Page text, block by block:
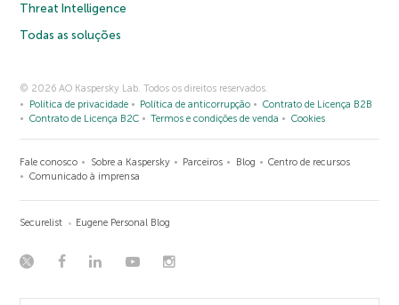
Threat Intelligence
Todas as soluções
© 2026 AO Kaspersky Lab. Todos os direitos reservados.
Política de privacidade
Política de anticorrupção
Contrato de Licença B2B
Contrato de Licença B2C
Termos e condições de venda Cookies
Fale conosco Sobre a Kaspersky Parceiros Blog
Centro de recursos
Comunicado à imprensa
Securelist Eugene Personal Blog